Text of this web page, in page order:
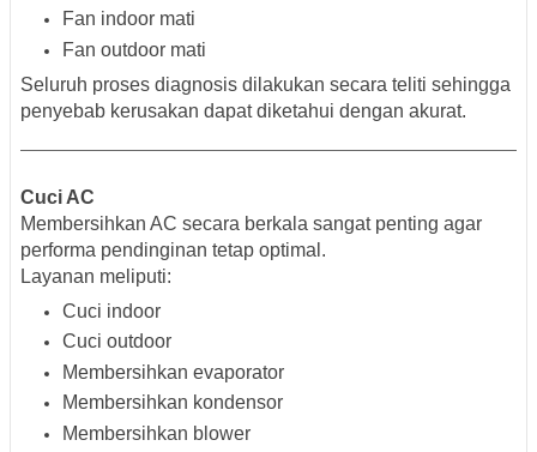
Fan indoor mati
Fan outdoor mati
Seluruh proses diagnosis dilakukan secara teliti sehingga
penyebab kerusakan dapat diketahui dengan akurat.
Cuci AC
Membersihkan AC secara berkala sangat penting agar
performa pendinginan tetap optimal.
Layanan meliputi:
Cuci indoor
Cuci outdoor
Membersihkan evaporator
Membersihkan kondensor
Membersihkan blower